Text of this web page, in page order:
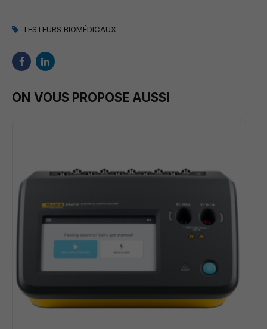
TESTEURS BIOMÉDICAUX
ON VOUS PROPOSE AUSSI